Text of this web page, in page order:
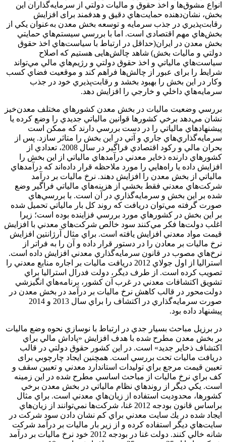
انواع مشوق‌ها و اخذ حقوق و ماليات دولتي از سرمايه‌گذاران این
بخش، نشان‌دهنده حمايت‌هاي دقيق و هدفمند برای افزايش
رقابت‌پذيري در جذب سرمايه و توسعه بخش معدن به‌عنوان يكي از
بخش‌هاي مهم اقتصادی است. اما با بررسي سيستم‌هاي حمايتي
بخش معدن در ايران(حداقل در ارتباط با سياست‌هاي اخذ حقوق
دولتي و ماليات بخش) شاهد چالش‌هایی هستیم که اصلاح
سياست‌هاي مالياتي و اخذ حقوق دولتي و رژيم‌هاي مالي مي‌تواند
شرایط را برای عبور از چالش‌ها فراهم کند و موقعيت فضاي كسب
وكار در این بخش را بهبود بخشد و رقابت‌پذيري خود در جذب
سرمايه‌هاي داخلي و خارجي را افزايش دهد.
بررسي وضعيت ماليات در بخش معدن كشورهاي مختلف معدن‌خيز
نشان مي‌دهد برخي كشورها قوانين مالياتي جديدي را وضع كرده يا
پيشنهادهاي مالياتي را در دست بررسي دارند كه ممكن است
سرمايه‌گذاري‌هاي جاري و آتي در اين بخش را متاثر سازد. پس از
بحران مالي و ركود اقتصادي فراگير در سال 2008، تعدادي از
كشورهاي دارنده ذخاير معدني درآمدهاي مالياتي از اين بخش را
افزايش داده يا راه‌هايي را مورد ملاحظه قرار داده‌اند كه درآمدهاي
مالياتي از بخش معدن را افزايش دهند. نرخ ماليات بر درآمد
شركت‌هاي معدني فقط بخشي از هزينه‌هاي مالياتي فراگير وضع
شده بر اين بخش و سرمايه‌گذاري در آن است. با بررسي‌هاي
صورت گرفته مي‌توان دريافت كه روند كل بار مالياتي تحميل شده
بر اين بخش در كشورهاي مورد بررسي فزاينده بوده است؛ زيرا
اغلب دولت‌ها فكر مي‌كنند سود خالص شركت‌هاي معدني با افزايش
قيمت مواد معدني افزايش يافته است. براي مثال آرژانتين افزايش
نرخ ماليات بر معادن را در دستور قرار داده و آن را به فراتر از
نرخ‌هاي مصوب در قانون سرمايه‌گذاري معدني افزايش داده است.
استراليا از اول جولاي 2012 دريافت ماليات بر اجاره منابع معدني را
تصويب كرده است. از طرف ديگر، دولت فدرال استراليا براي
تشويق اكتشافات معدني در غرب آن كشور، برنامه‌هاي انگيزشي
دولت‌محور در قالب كاهش نرخ ماليات بر درآمد در بخش معدن در
صورت سرمايه‌گذاري در اكتشاف را براي سال 2013 و 2014
پيشنهاد داده بود.
در برزيل مباحث بسيار جدي در ارتباط با نوسازي نحوه وضع ماليات
بر بخش معدن مطرح شده با هدف افزايش «پاداش مالي براي
اكتشاف ذخاير جديد» است. در اين كشور حقوق دولتي در قالب
دريافت ماليات تحت بررسي است. همچنين ايجاد چارچوبي برای
تعيين قيمت مرجع براي توليدات استاندارد معدني و تعيين سقف و
كف براي نرخ ماليات از مباحث اساسي مطرح شده در اين زمينه
است. يكي ديگر از روندهاي نظام مالياتي در بخش معدن برخي
كشورها، محدوديت استفاده از زيان‌هاي معدني است. براي مثال
براساس قانون بودجه 2012 غنا، شركت‌ها نمي‌توانند از زيان‌هاي
ايجاد شده در يك سايت معدني براي كم نشان دادن سود شركت در
سايت‌هاي ديگر استفاده كرده و از زير بار ماليات بر درآمد شركت
شانه خالي كنند. دولت غنا در بودجه 2012 خود نرخ ماليات بر درآمد